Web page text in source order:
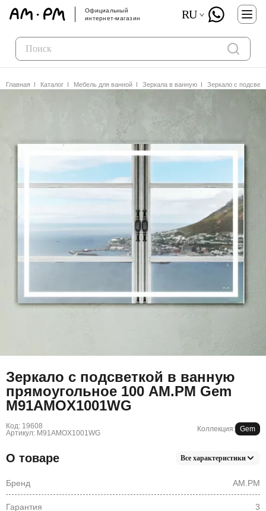
Официальный
интернет-магазин
RU
Главная Каталог Мебель для ванной Зеркала в ванную Зеркало с
Зеркало с подсветкой в ванную
прямоугольное 100 AM.PM Gem
M91AMOX1001WG
Код: 19608
Артикул: M91AMOX1001WG
Коллекция: Gem
О товаре Все характеристики
Бренд AM.PM
Гарантия 3